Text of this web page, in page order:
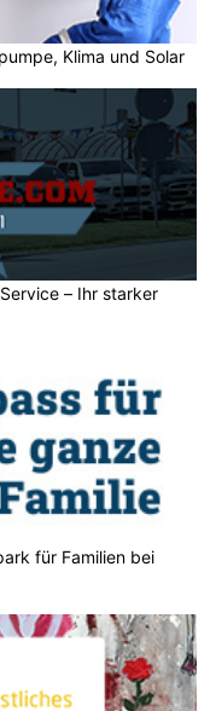
Viel Sonne,
Kern über dem
zur Schweiz
Luft eingeflossen.
und in den
die Gewitterneigung
Mit einer
Montag wieder
Viel Sonne,
Tiefs mit Zentrum
Höhenströmung
bis
weniger heisse